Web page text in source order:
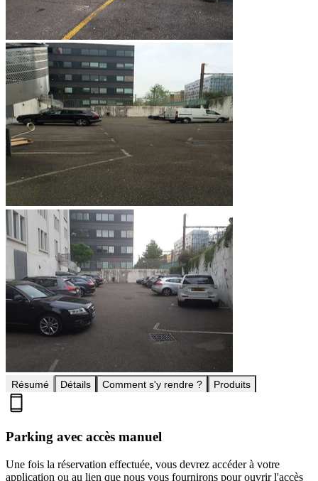
Résumé Détails Comment s'y rendre ? Produits
Parking avec accès manuel
Une fois la réservation effectuée, vous devrez accéder à votre
application ou au lien que nous vous fournirons pour ouvrir l'accès